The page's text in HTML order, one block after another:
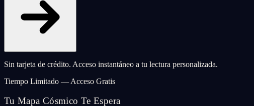
Sin tarjeta de crédito. Acceso instantáneo a tu lectura personalizada.
Tiempo Limitado — Acceso Gratis
Tu Mapa Cósmico Te Espera